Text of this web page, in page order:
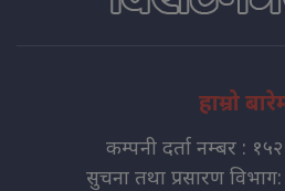
हाम्रो
कम्पनी दर्ता नम्बर :
सुचना तथा प्रसारण